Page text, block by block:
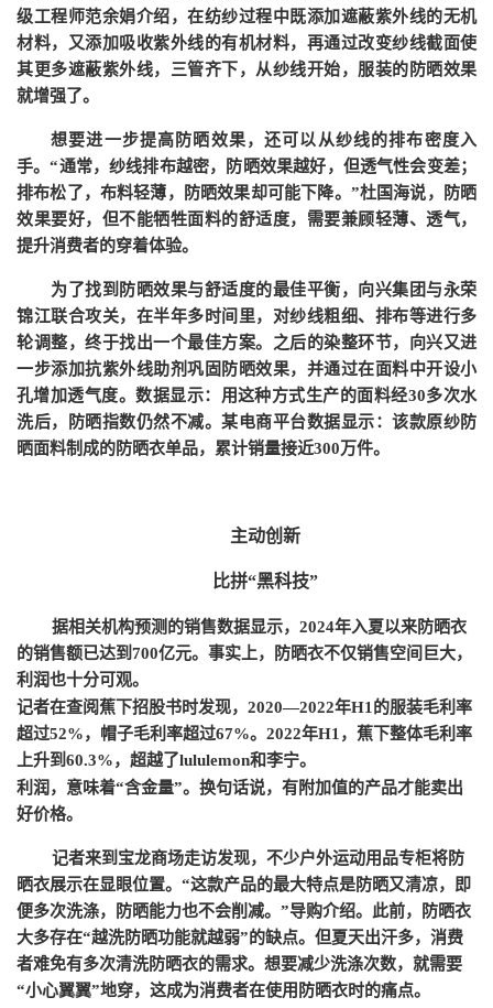
级工程师范余娟介绍，在纺纱过程中既添加遮蔽紫外线的无机
材料，又添加吸收紫外线的有机材料，再通过改变纱线截面使
其更多遮蔽紫外线，三管齐下，从纱线开始，服装的防晒效果
就增强了。
想要进一步提高防晒效果，还可以从纱线的排布密度入
手。“通常，纱线排布越密，防晒效果越好，但透气性会变差；
排布松了，布料轻薄，防晒效果却可能下降。”杜国海说，防晒
效果要好，但不能牺牲面料的舒适度，需要兼顾轻薄、透气，
提升消费者的穿着体验。
为了找到防晒效果与舒适度的最佳平衡，向兴集团与永荣
锦江联合攻关，在半年多时间里，对纱线粗细、排布等进行多
轮调整，终于找出一个最佳方案。之后的染整环节，向兴又进
一步添加抗紫外线助剂巩固防晒效果，并通过在面料中开设小
孔增加透气度。数据显示：用这种方式生产的面料经30多次水
洗后，防晒指数仍然不减。某电商平台数据显示：该款原纱防
晒面料制成的防晒衣单品，累计销量接近300万件。
主动创新
比拼“黑科技”
据相关机构预测的销售数据显示， 2024年入夏以来防晒衣
的销售额已达到700亿元。事实上，防晒衣不仅销售空间巨大，
利润也十分可观。
记者在查阅蕉下招股书时发现， 2020—2022年H1的服装毛利率
超过52%，帽子毛利率超过67%。2022年H1，蕉下整体毛利率
上升到60.3%，超越了lululemon和李宁。
利润，意味着“含金量”。换句话说，有附加值的产品才能卖出
好价格。
记者来到宝龙商场走访发现，不少户外运动用品专柜将防
晒衣展示在显眼位置。 “这款产品的最大特点是防晒又清凉，即
便多次洗涤，防晒能力也不会削减。”导购介绍。此前，防晒衣
大多存在“越洗防晒功能就越弱”的缺点。但夏天出汗多，消费
者难免有多次清洗防晒衣的需求。想要减少洗涤次数，就需要
“小心翼翼”地穿，这成为消费者在使用防晒衣时的痛点。